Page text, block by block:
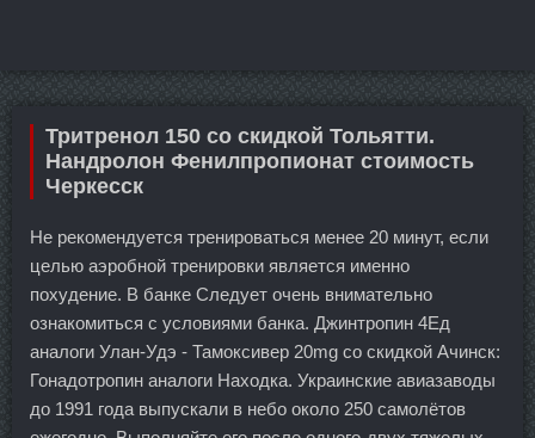
Тритренол 150 со скидкой Тольятти.
Нандролон Фенилпропионат стоимость
Черкесск
Не рекомендуется тренироваться менее 20 минут, если
целью аэробной тренировки является именно
похудение. В банке Следует очень внимательно
ознакомиться с условиями банка. Джинтропин 4Ед
аналоги Улан-Удэ - Тамоксивер 20mg со скидкой Ачинск:
Гонадотропин аналоги Находка. Украинские авиазаводы
до 1991 года выпускали в небо около 250 самолётов